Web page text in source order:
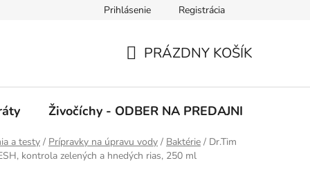
Ochrana osobných údajov
Prihlásenie Registrácia
KOŠÍK
PRÁZDNY KOŠÍK
Živočíchy - ODBER NA PREDAJNI
a testy / Prípravky na úpravu vody / Baktérie / Dr.Tim
kontrola zelených a hnedých rias, 250 ml